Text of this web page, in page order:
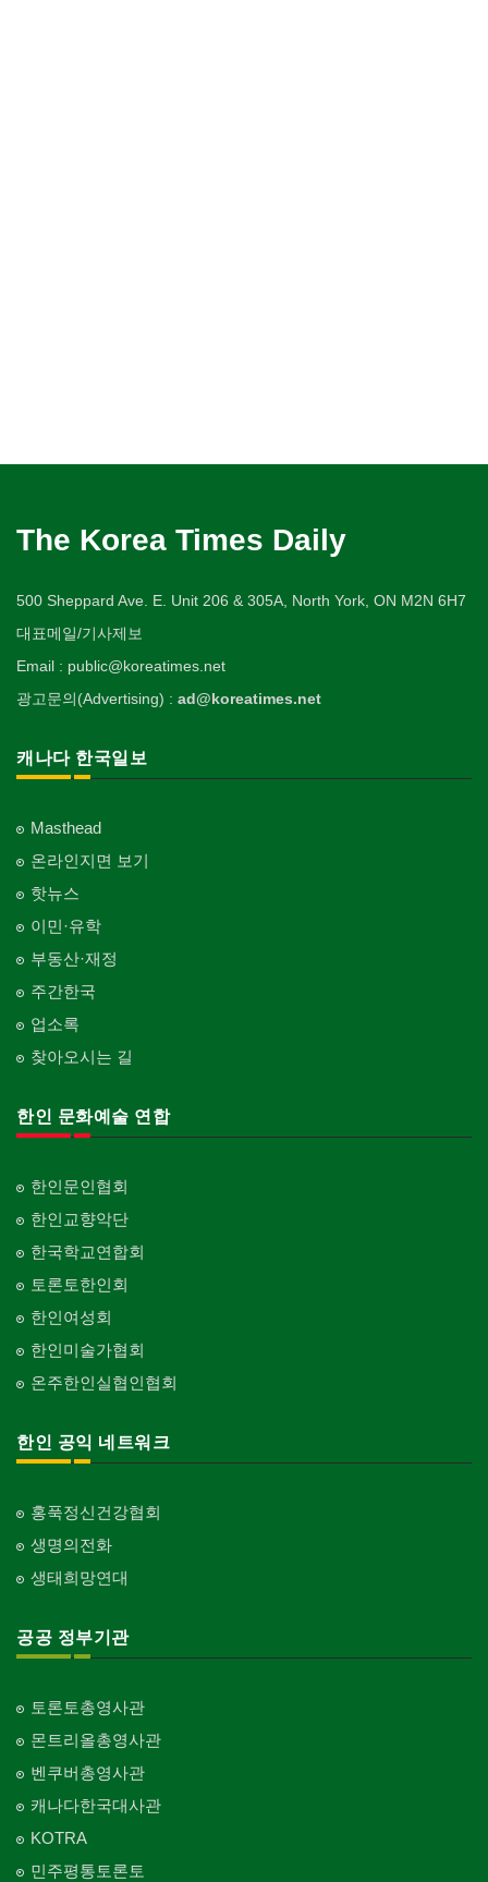
The Korea Times Daily
500 Sheppard Ave. E. Unit 206 & 305A, North York, ON M2N 6H7
대표메일/기사제보
Email : public@koreatimes.net
광고문의(Advertising) : ad@koreatimes.net
캐나다 한국일보
Masthead
온라인지면 보기
핫뉴스
이민·유학
부동산·재정
주간한국
업소록
찾아오시는 길
한인 문화예술 연합
한인문인협회
한인교향악단
한국학교연합회
토론토한인회
한인여성회
한인미술가협회
온주한인실협인협회
한인 공익 네트워크
홍푹정신건강협회
생명의전화
생태희망연대
공공 정부기관
토론토총영사관
몬트리올총영사관
벤쿠버총영사관
캐나다한국대사관
KOTRA
민주평통토론토